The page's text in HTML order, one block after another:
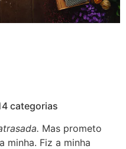
categorias
Mas prometo
minha. Fiz a minha